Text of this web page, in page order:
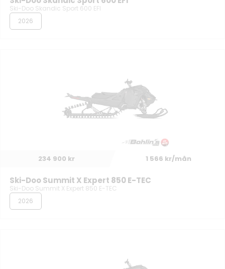
Ski-Doo Skandic Sport 600 EFI
2026
234 900 kr 1 566 kr/mån
Ski-Doo Summit X Expert 850 E-TEC
Ski-Doo Summit X Expert 850 E-TEC
2026